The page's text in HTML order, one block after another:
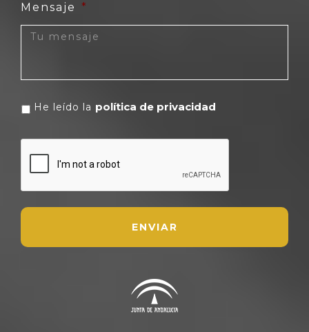
Mensaje *
He leído la política de privacidad